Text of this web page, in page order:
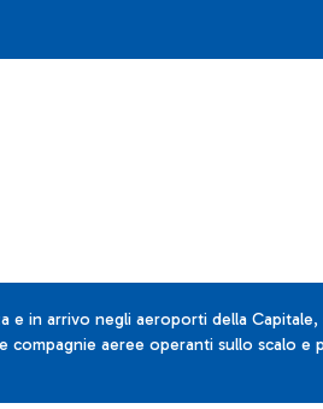
in arrivo negli aeroporti della Capitale,
aeree operanti sullo scalo